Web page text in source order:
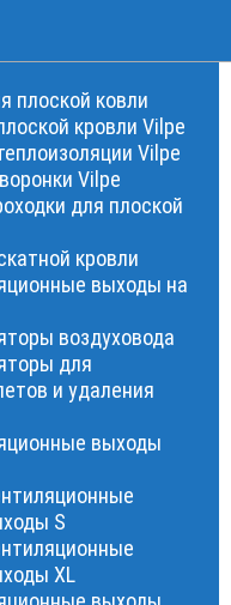
плоской ковли
кровли Vilpe
Vilpe
Vilpe
для плоской
кровли
выходы на
воздуховода
для
и удаления
выходы
S
XL